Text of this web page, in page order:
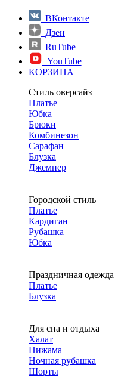
ВКонтакте
Дзен
RuTube
YouTube
КОРЗИНА
Стиль оверсайз
Платье
Юбка
Брюки
Комбинезон
Сарафан
Блузка
Джемпер
Городской стиль
Платье
Кардиган
Рубашка
Юбка
Праздничная одежда
Платье
Блузка
Для сна и отдыха
Халат
Пижама
Ночная рубашка
Шорты